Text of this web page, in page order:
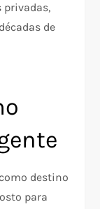
privadas,
de
destino
para